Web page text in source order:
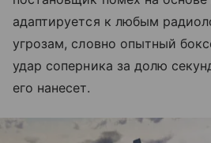
адаптируется к любым
угрозам, словно опытный
удар соперника за долю
его нанесет.